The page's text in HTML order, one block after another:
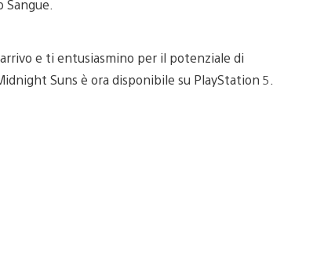
e ti entusiasmino per il potenziale di
Suns è ora disponibile su PlayStation 5.